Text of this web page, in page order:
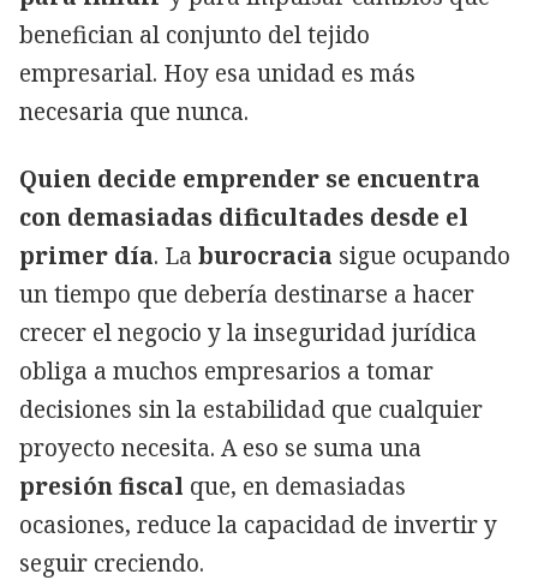
benefician al conjunto del tejido
empresarial. Hoy esa unidad es más
necesaria que nunca.
Quien decide emprender se encuentra
con demasiadas dificultades desde el
primer día. La burocracia sigue ocupando
un tiempo que debería destinarse a hacer
crecer el negocio y la inseguridad jurídica
obliga a muchos empresarios a tomar
decisiones sin la estabilidad que cualquier
proyecto necesita. A eso se suma una
presión fiscal que, en demasiadas
ocasiones, reduce la capacidad de invertir y
seguir creciendo.